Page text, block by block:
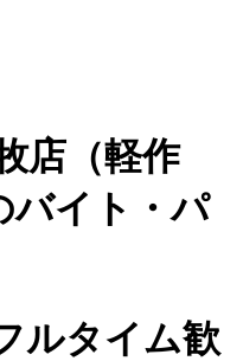
店（軽作
バイト・パ
ルタイム歓